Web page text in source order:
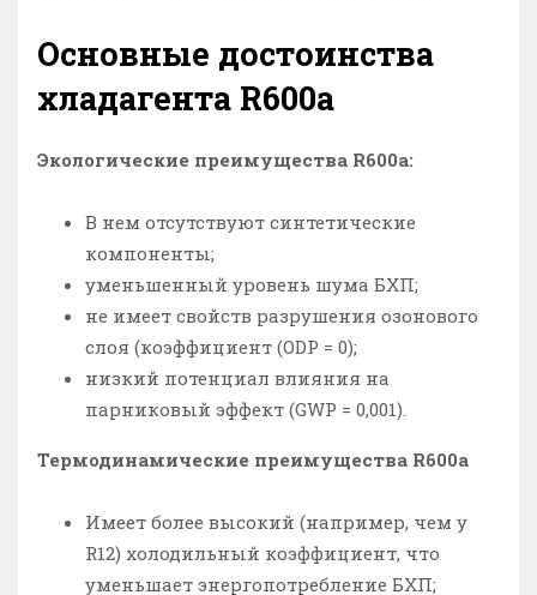
Основные достоинства
хладагента R600a
Экологические преимущества R600a:
В нем отсутствуют синтетические
компоненты;
уменьшенный уровень шума БХП;
не имеет свойств разрушения озонового
слоя (коэффициент (ODP = 0);
низкий потенциал влияния на
парниковый эффект (GWP = 0,001).
Термодинамические преимущества R600a
Имеет более высокий (например, чем у
R12) холодильный коэффициент, что
уменьшает энергопотребление БХП;